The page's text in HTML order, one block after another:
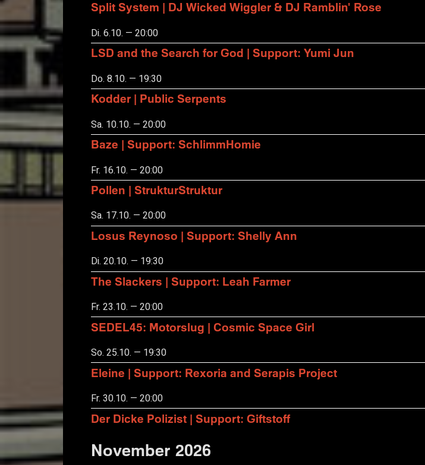
Split System | DJ Wicked Wiggler & DJ Ramblin' Rose
Di. 6.10. — 20:00
LSD and the Search for God | Support: Yumi Jun
Do. 8.10. — 19:30
Kodder | Public Serpents
Sa. 10.10. — 20:00
Baze | Support: SchlimmHomie
Fr. 16.10. — 20:00
Pollen | StrukturStruktur
Sa. 17.10. — 20:00
Losus Reynoso | Support: Shelly Ann
Di. 20.10. — 19:30
The Slackers | Support: Leah Farmer
Fr. 23.10. — 20:00
SEDEL45: Motorslug | Cosmic Space Girl
So. 25.10. — 19:30
Eleine | Support: Rexoria and Serapis Project
Fr. 30.10. — 20:00
Der Dicke Polizist | Support: Giftstoff
November 2026